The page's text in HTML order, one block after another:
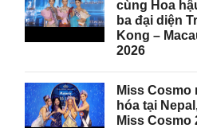
cùng Hoa
ba đại diện
Kong –
2026
Miss Cosmo
hóa tại
Miss Cosmo